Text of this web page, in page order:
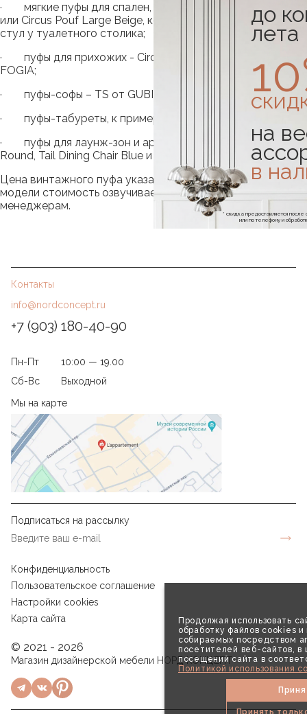
Продолжая использовать
обработку файлов cookies и
собираемых посредством
посетителей веб-сайтов, в
посещений сайта в
Политикой использования
Принять
· мягкие пуфы для спален, к примеру, модель Poppy
или Circus Pouf Large Beige, которые отлично заменяют
стул у туалетного столика;
· пуфы для прихожих - Circus Pouf Large Beige, Tiki от
FOGIA;
· пуфы-софы – TS от GUBI;
· пуфы-табуреты, к примеру, Sculpt Stool Concrete;
· пуфы для лаунж-зон и арт-пространств - Pouffe
Round, Tail Dining Chair Blue и многое другое.
Цена винтажного пуфа указана на сайте, на некоторые
модели стоимость озвучивается при звонке нашим
менеджерам.
до
лета
на
в
* скидка предоставляется
или по телефону и
Контакты
info@nordconcept.ru
+7 (903) 180-40-90
Пн-Пт
10:00 — 19.00
Сб-Вс
Выходной
Мы на карте
Подписаться на рассылку
Конфиденциальность
Пользовательское соглашение
Настройки cookies
Карта сайта
© 2021 - 2026
Магазин дизайнерской мебели НОРД КОНЦЕПТ